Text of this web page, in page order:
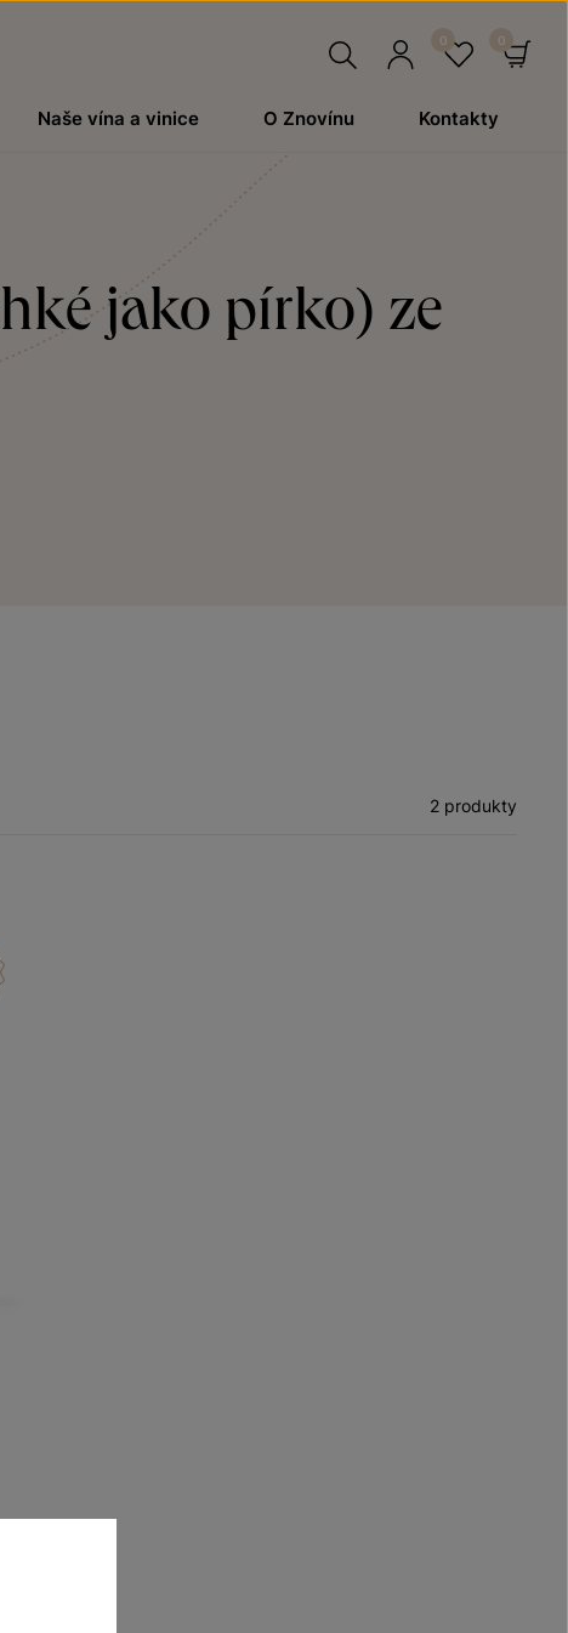
Naše vína a vinice O Znovínu Kontakty
jako pírko) ze
2 produkty